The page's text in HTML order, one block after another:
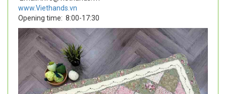
www.Viethands.vn
Opening time: 8:00-17:30